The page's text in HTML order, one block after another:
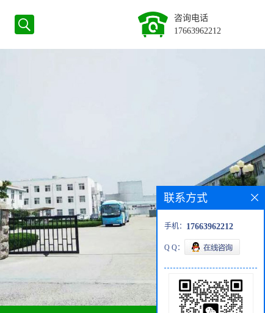
咨询电话
17663962212
联系方式
手机： 17663962212
Q Q：